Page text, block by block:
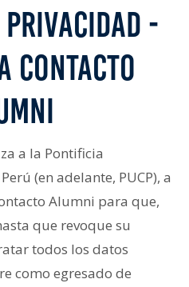
-
CONTACTO
a la Pontificia
(en adelante, PUCP), a
Alumni para que,
que revoque su
todos los datos
como egresado de